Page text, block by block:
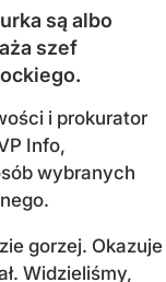
są albo
szef
i prokurator
Info,
wybranych
gorzej. Okazuje
Widzieliśmy,